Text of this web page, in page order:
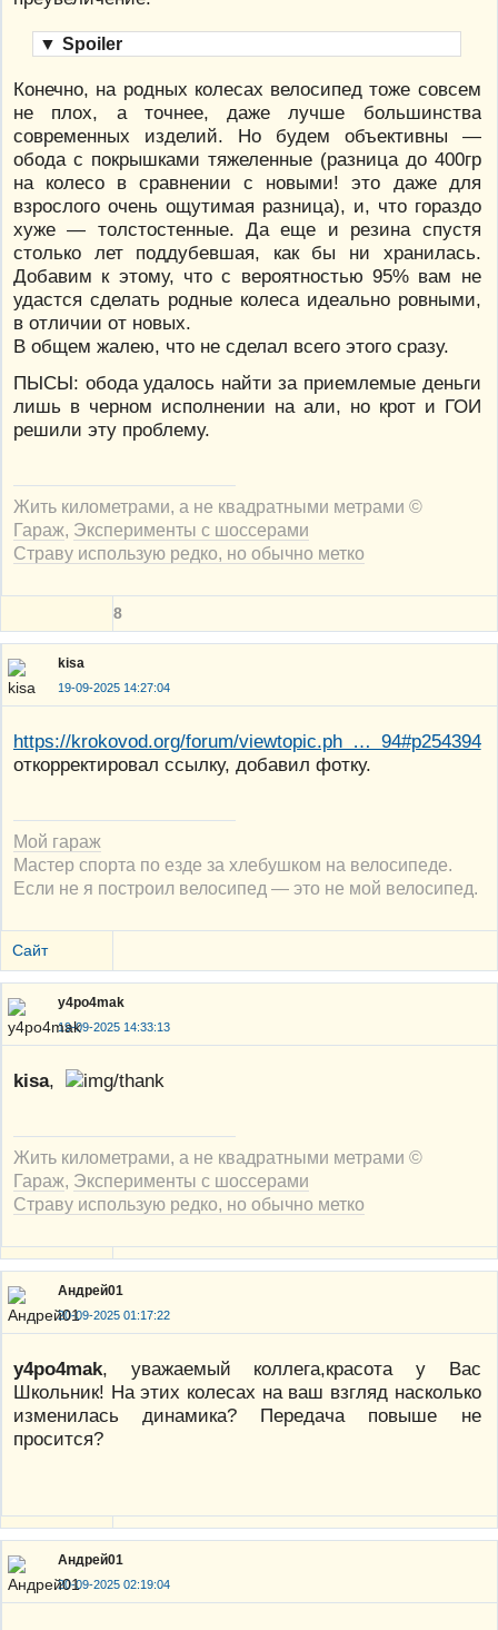
▼ Spoiler
Конечно, на родных колесах велосипед тоже совсем
не плох, а точнее, даже лучше большинства
современных изделий. Но будем объективны —
обода с покрышками тяжеленные (разница до 400гр
на колесо в сравнении с новыми! это даже для
взрослого очень ощутимая разница), и, что гораздо
хуже — толстостенные. Да еще и резина спустя
столько лет поддубевшая, как бы ни хранилась.
Добавим к этому, что с вероятностью 95% вам не
удастся сделать родные колеса идеально ровными,
в отличии от новых.
В общем жалею, что не сделал всего этого сразу.
ПЫСЫ: обода удалось найти за приемлемые деньги
лишь в черном исполнении на али, но крот и ГОИ
решили эту проблему.
Жить километрами, а не квадратными метрами ©
Гараж, Эксперименты с шоссерами
Страву использую редко, но обычно метко
8
kisa
19-09-2025 14:27:04
https://krokovod.org/forum/viewtopic.ph … 94#p254394
откорректировал ссылку, добавил фотку.
Мой гараж
Мастер спорта по езде за хлебушком на велосипеде.
Если не я построил велосипед — это не мой велосипед.
Сайт
y4po4mak
19-09-2025 14:33:13
kisa,
Жить километрами, а не квадратными метрами ©
Гараж, Эксперименты с шоссерами
Страву использую редко, но обычно метко
Андрей01
20-09-2025 01:17:22
y4po4mak, уважаемый коллега,красота у Вас
Школьник! На этих колесах на ваш взгляд насколько
изменилась динамика? Передача повыше не
просится?
Андрей01
20-09-2025 02:19:04